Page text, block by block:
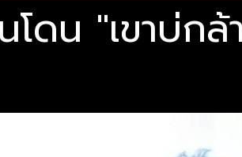
โดน "เขาบ่